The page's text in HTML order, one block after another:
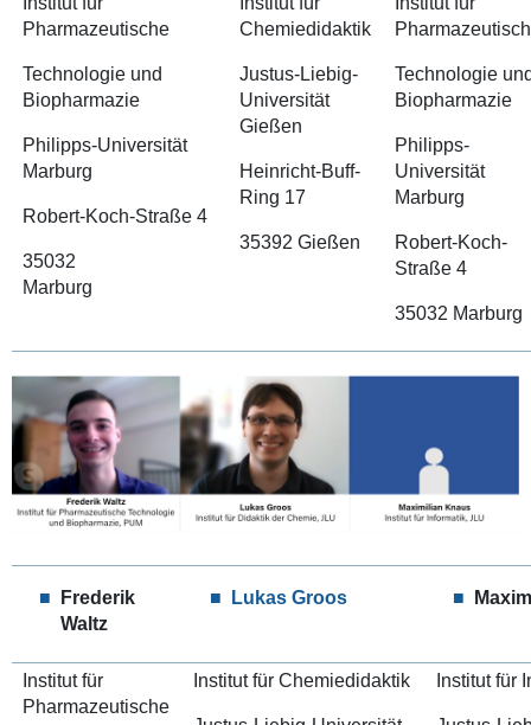
Pharmazeutische
Technologie und
Biopharmazie
Philipps-Universität
Marburg
Robert-Koch-Straße 4
35032
Marburg
Chemiedidaktik
Justus-Liebig-
Universität
Gießen
Heinricht-Buff-
Ring 17
35392 Gießen
Technologie
Biopharmazie
Philipps-
Universität
Marburg
Robert-Koch-
Straße 4
35032 Marburg
Frederik
Waltz
Lukas Groos
Institut für
Pharmazeutische
Institut für Chemiedidaktik Institut für